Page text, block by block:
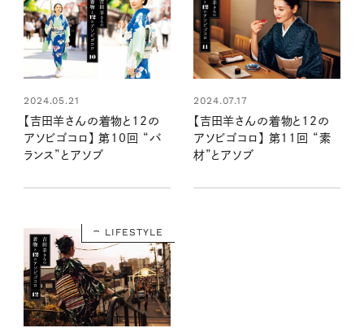
2024.05.21
【吉田羊さんの着物と12の
アソビゴコロ】 第10回 “バ
ランス”とアソブ
2024.07.17
【吉田羊さんの着物と12の
アソビゴコロ】 第11回 “素
材”とアソブ
LIFESTYLE